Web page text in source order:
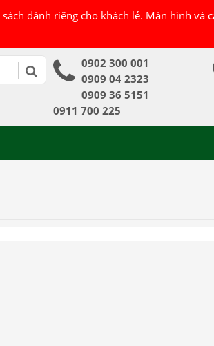
dành riêng cho khách lẻ. Màn hình và
0902 300 001
0909 04 2323
0909 36 5151
0911 700 225